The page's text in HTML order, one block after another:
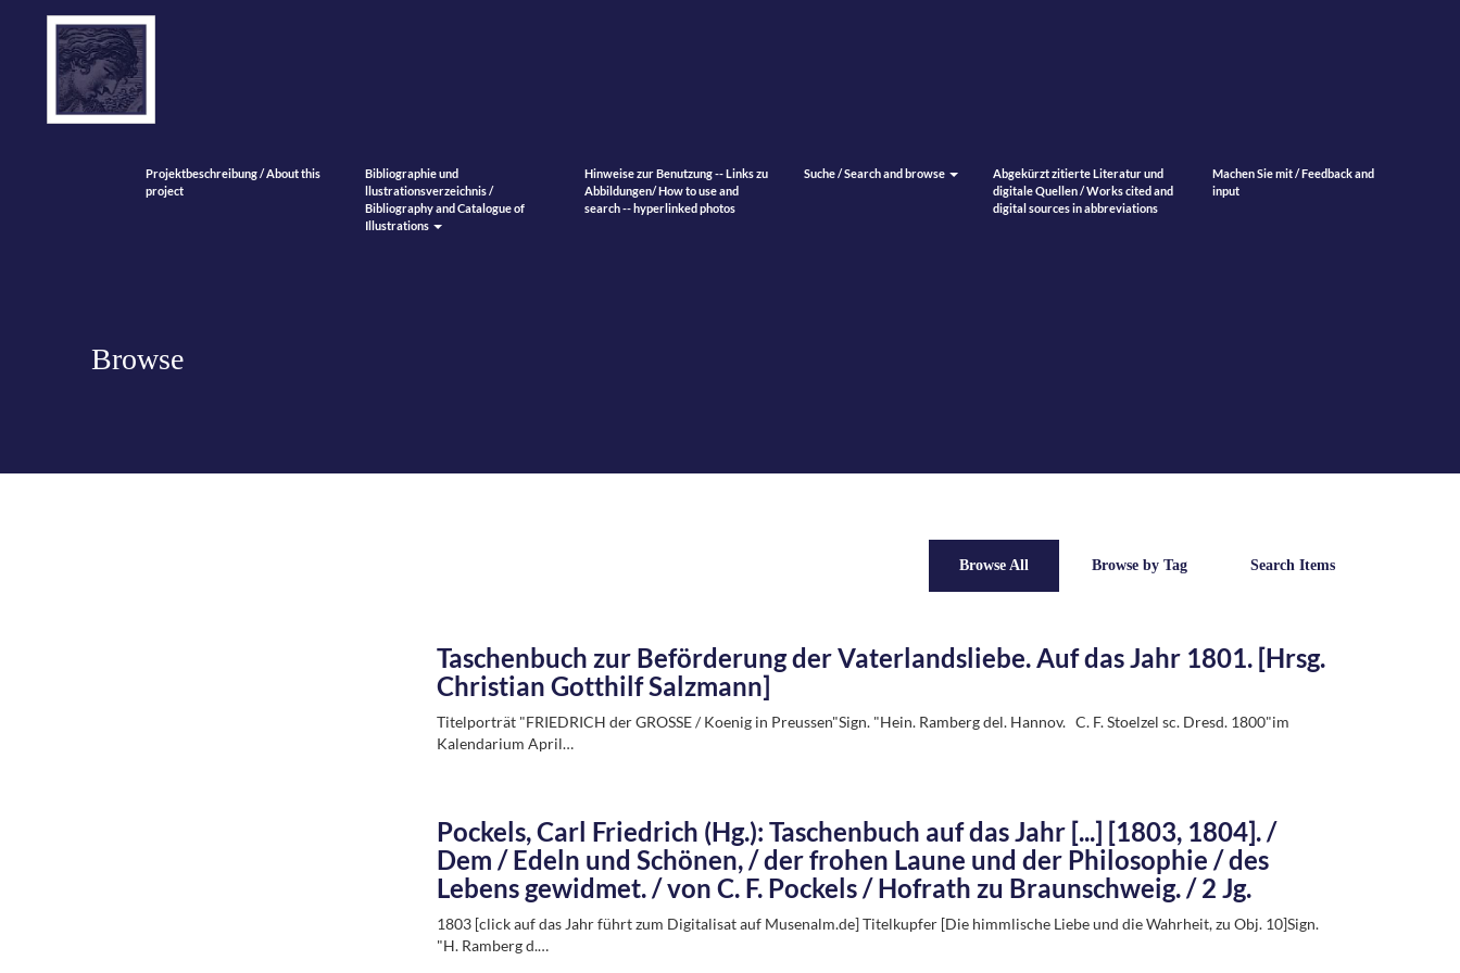
Projektbeschreibung / About this
project
Bibliographie und
llustrationsverzeichnis /
Bibliography and Catalogue of
Illustrations
Hinweise zur Benutzung -- Links zu
Abbildungen/ How to use and
search -- hyperlinked photos
Suche / Search and browse
Abgekürzt zitierte Literatur und
digitale Quellen / Works cited and
digital sources in abbreviations
Machen Sie mit / Feedback and
input
Browse
Browse All Browse by Tag Search Items
Taschenbuch zur Beförderung der Vaterlandsliebe. Auf das Jahr 1801. [Hrsg.
Christian Gotthilf Salzmann]
Titelporträt "FRIEDRICH der GROSSE / Koenig in Preussen"Sign. "Hein. Ramberg del. Hannov. C. F. Stoelzel sc. Dresd. 1800"im
Kalendarium April…
Pockels, Carl Friedrich (Hg.): Taschenbuch auf das Jahr [...] [1803, 1804]. /
Dem / Edeln und Schönen, / der frohen Laune und der Philosophie / des
Lebens gewidmet. / von C. F. Pockels / Hofrath zu Braunschweig. / 2 Jg.
1803 [click auf das Jahr führt zum Digitalisat auf Musenalm.de] Titelkupfer [Die himmlische Liebe und die Wahrheit, zu Obj. 10]Sign.
"H. Ramberg d.…